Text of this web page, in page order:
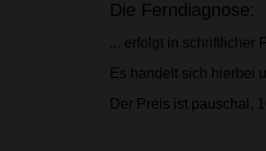
Die Ferndiagnose:
... erfolgt in schriftlicher
Es handelt sich hierbei
Der Preis ist pauschal,